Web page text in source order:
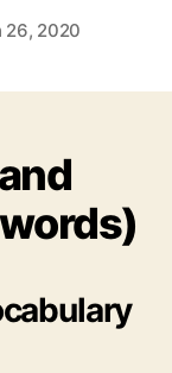
26, 2020